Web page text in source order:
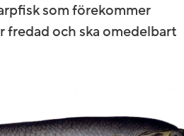
som förekommer
fredad och ska omedelbart